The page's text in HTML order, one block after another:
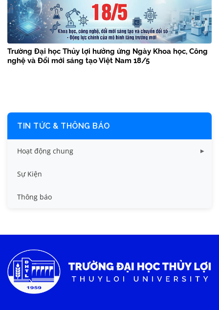
Trường Đại học Thủy lợi hưởng ứng Ngày Khoa học, Công
nghệ và Đổi mới sáng tạo Việt Nam 18/5
TIN TỨC & THÔNG BÁO
Hoạt động chung
Tin công tác sinh viên
Tin đào tạo
Tin tức chung
Sự Kiện
Thông báo